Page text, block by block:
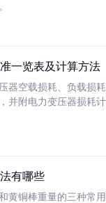
一览表及计算方法
器空载损耗、负载损
并附电力变压器损耗
有哪些
黄铜棒重量的三种常